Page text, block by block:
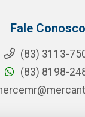
Fale Conosco
(83) 3113-
(83) 8198-